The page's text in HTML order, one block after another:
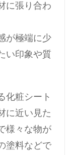
に張り合わ
が極端に少
い印象や質
化粧シート
に近い見た
様々な物が
塗料などで